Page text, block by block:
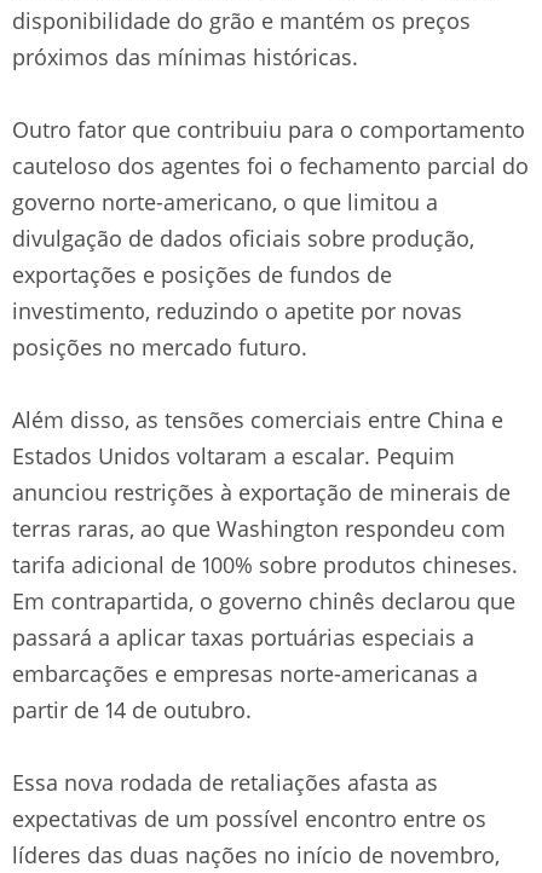
disponibilidade do grão e mantém os preços
próximos das mínimas históricas.
Outro fator que contribuiu para o comportamento
cauteloso dos agentes foi o fechamento parcial do
governo norte-americano, o que limitou a
divulgação de dados oficiais sobre produção,
exportações e posições de fundos de
investimento, reduzindo o apetite por novas
posições no mercado futuro.
Além disso, as tensões comerciais entre China e
Estados Unidos voltaram a escalar. Pequim
anunciou restrições à exportação de minerais de
terras raras, ao que Washington respondeu com
tarifa adicional de 100% sobre produtos chineses.
Em contrapartida, o governo chinês declarou que
passará a aplicar taxas portuárias especiais a
embarcações e empresas norte-americanas a
partir de 14 de outubro.
Essa nova rodada de retaliações afasta as
expectativas de um possível encontro entre os
líderes das duas nações no início de novembro,